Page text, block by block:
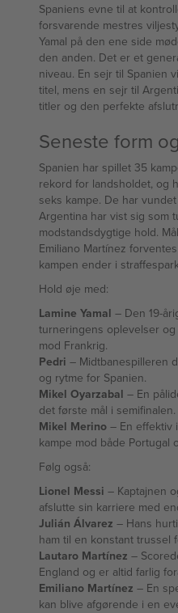
Spaniens evne til at
forsvarende mestres
Yamal på den ene side
den anden. Det er et
niveau. En sejr til Spanien
titel, mens en sejr til
titler og den perfekte
Seneste form
Spanien har spillet 35
rekord for landsholdet, og
seks kampe. De har
Argentina har vist sig som
modstandsdygtige hold.
Emiliano Martínez
kampen ender i
Hold øje med:
Lamine Yamal – Den 19-
turneringens oplevelser
mod Frankrig.
Pedri – Midtbanespilleren
og rytme for Spanien.
Mikel Oyarzabal – En
det første mål i semifinalen.
Mikel Merino – En effektiv
kampe mod både Portugal
Følg også:
Lionel Messi – Kaptajnen
afslutte sin karriere med
Julián Álvarez – Hans
ham til en konstant trussel
Lautaro Martínez –
England og er altid farlig
Emiliano Martínez – En
kan blive afgørende i en